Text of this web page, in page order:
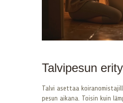
Talvipesun
Talvi asettaa
pesun aikana. Toisin kuin